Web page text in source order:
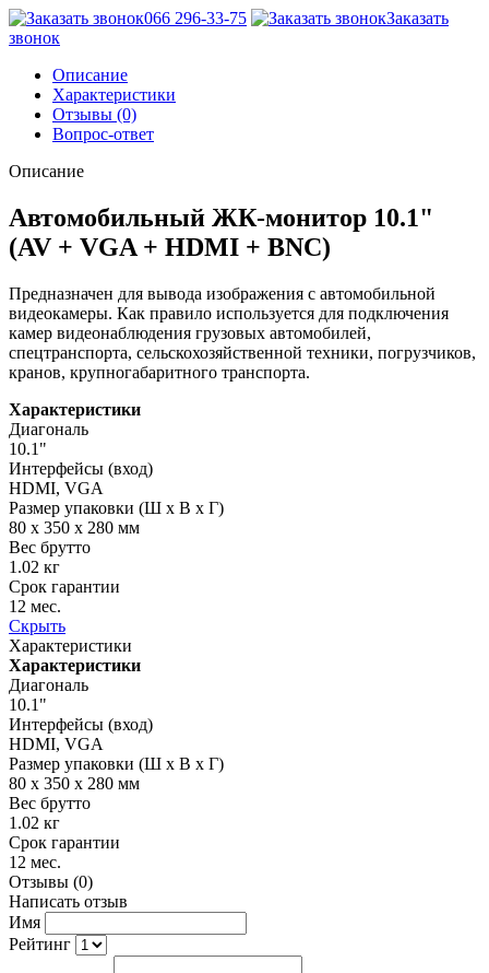
066 296-33-75
Заказать
звонок
Описание
Характеристики
Отзывы (0)
Вопрос-ответ
Описание
Автомобильный ЖК-монитор 10.1"
(AV + VGA + HDMI + BNC)
Предназначен для вывода изображения с автомобильной
видеокамеры. Как правило используется для подключения
камер видеонаблюдения грузовых автомобилей,
спецтранспорта, сельскохозяйственной техники, погрузчиков,
кранов, крупногабаритного транспорта.
Характеристики
Диагональ
10.1"
Интерфейсы (вход)
HDMI, VGA
Размер упаковки (Ш х В х Г)
80 x 350 x 280 мм
Вес брутто
1.02 кг
Срок гарантии
12 мес.
Скрыть
Характеристики
Характеристики
Диагональ
10.1"
Интерфейсы (вход)
HDMI, VGA
Размер упаковки (Ш х В х Г)
80 x 350 x 280 мм
Вес брутто
1.02 кг
Срок гарантии
12 мес.
Отзывы (0)
Написать отзыв
Имя
Рейтинг